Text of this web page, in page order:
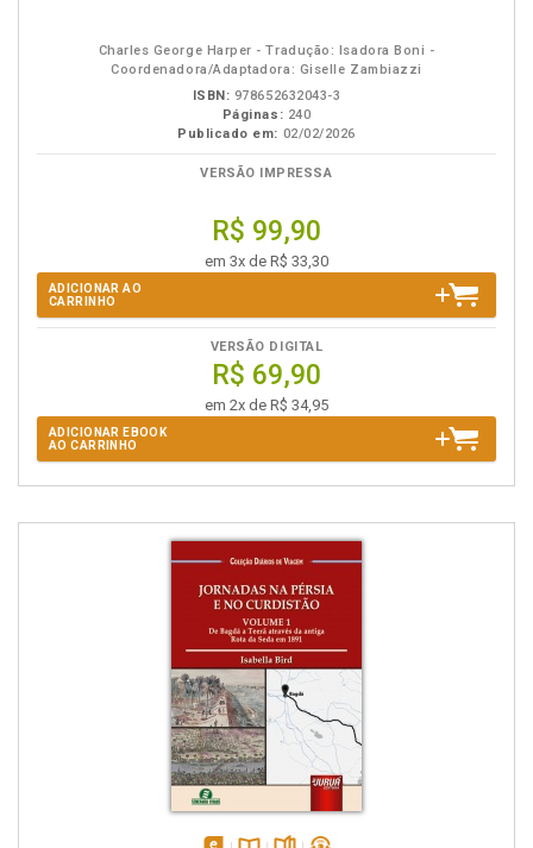
Charles George Harper - Tradução: Isadora Boni -
Coordenadora/Adaptadora: Giselle Zambiazzi
ISBN: 978652632043-3
Páginas: 240
Publicado em: 02/02/2026
VERSÃO IMPRESSA
R$ 99,90
em 3x de R$ 33,30
ADICIONAR AO
CARRINHO
VERSÃO DIGITAL
R$ 69,90
em 2x de R$ 34,95
ADICIONAR EBOOK
AO CARRINHO